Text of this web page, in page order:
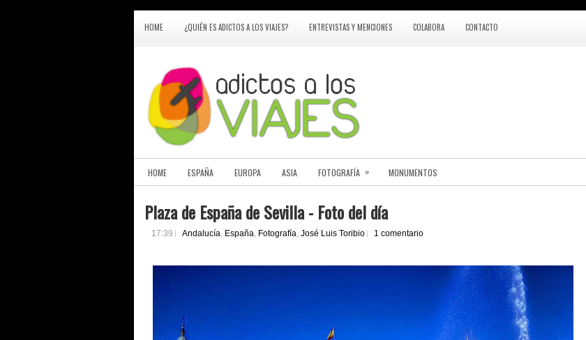
HOME ¿QUIÉN ES ADICTOS A LOS VIAJES? ENTREVISTAS Y MENCIONES COLABORA CONTACTO
HOME ESPAÑA EUROPA ASIA FOTOGRAFÍA » MONUMENTOS
Plaza de España de Sevilla - Foto del día
17:39 Andalucía, España, Fotografía, José Luis Toribio 1 comentario